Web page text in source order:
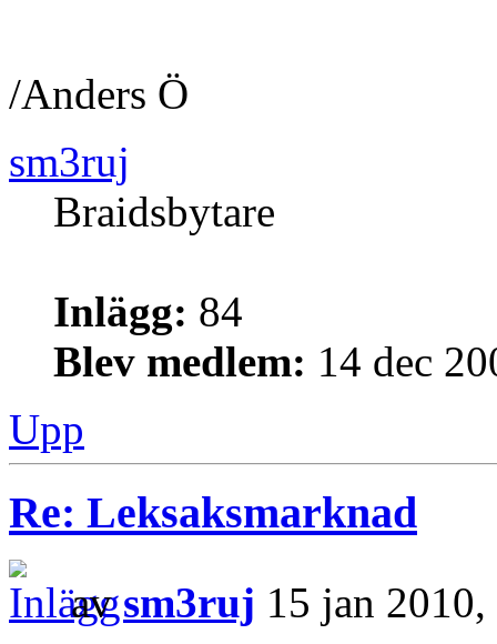
/Anders Ö
sm3ruj
Braidsbytare
Inlägg: 84
Blev medlem: 14 dec
Upp
Re: Leksaksmarknad
avsm3ruj 15 jan